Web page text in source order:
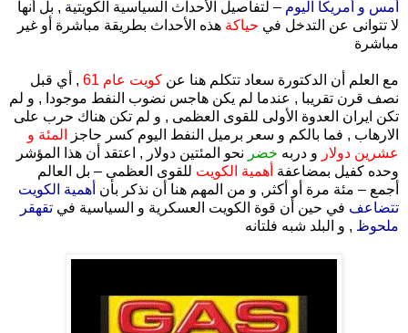
أمس و أمريكا اليوم – لتفاصيل الأحداث السياسية الكويتية , بل أنها
لا تتوانى عن التدخل في حياكة هذه الأحداث بطريقة مباشرة أو غير
مباشرة
مع العلم أن الدكتورة سعاد تتكلم هنا عن كويت عام 61
, أي قبل
نصف قرن تقريبا , عندما لم يكن هاجس نضوب النفط موجودا , و لم
تكن ايران العدوة الأولى للقوى العظمى , و لم تكن هناك حرب على
الارهاب , فما بالكم و سعر برميل النفط اليوم كسر حاجز
المئة و
عشرين دولار و دربه خضر نحو المئتين دولار , اعتقد أن هذا المؤشر
وحده كفيل بمضاعفة أهمية الكويت للقوى العظمى – بل العالم
أجمع – مئة مرة أو أكثر, و من المهم هنا أن نذكر بأن أهمية الكويت
تتضاعف في حين أن قوة الكويت العسكرية و السياسية في تقهقر
ملحوظ , و البلد شبه فلتانه